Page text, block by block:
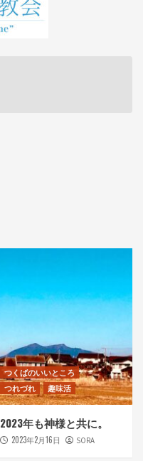
つくばのいいところ
つれづれ
趣味活
2023年も神様と共に。
2023年2月16日 SORA